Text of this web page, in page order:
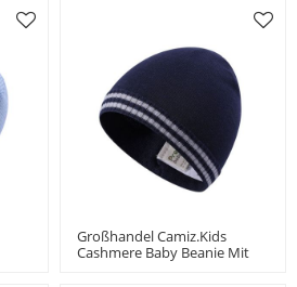
Großhandel Camiz.kids
Cashmere Baby Beanie Mit